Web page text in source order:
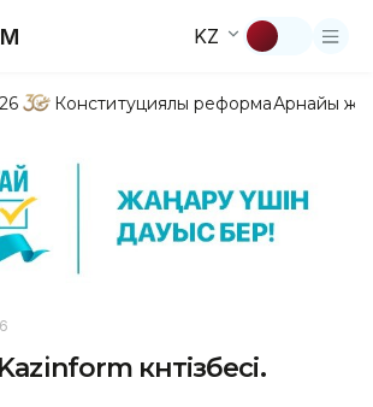
KZ
Конституциялық реформаАрнайы
күнтізбесі.